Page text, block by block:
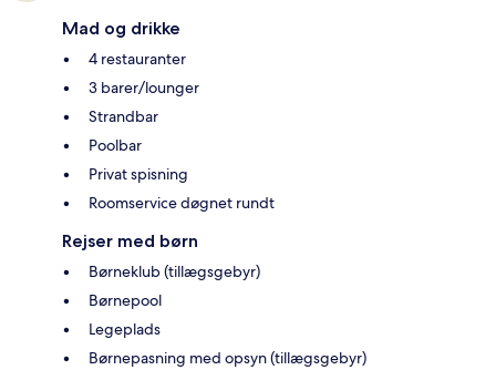
Mad og drikke
4 restauranter
3 barer/lounger
Strandbar
Poolbar
Privat spisning
Roomservice døgnet rundt
Rejser med børn
Børneklub (tillægsgebyr)
Børnepool
Legeplads
Børnepasning med opsyn (tillægsgebyr)